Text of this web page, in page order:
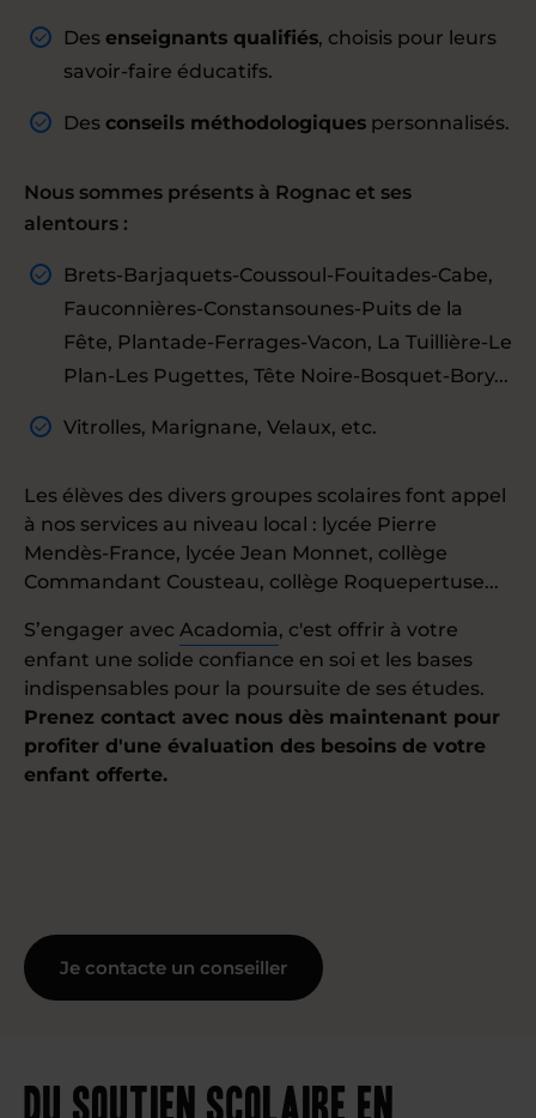
Des enseignants qualifiés, choisis pour leurs
savoir-faire éducatifs.
Des conseils méthodologiques personnalisés.
Nous sommes présents à Rognac et ses
alentours :
Brets-Barjaquets-Coussoul-Fouitades-Cabe,
Fauconnières-Constansounes-Puits de la
Fête, Plantade-Ferrages-Vacon, La Tuillière-Le
Plan-Les Pugettes, Tête Noire-Bosquet-Bory...
Vitrolles, Marignane, Velaux, etc.
Les élèves des divers groupes scolaires font appel
à nos services au niveau local : lycée Pierre
Mendès-France, lycée Jean Monnet, collège
Commandant Cousteau, collège Roquepertuse...
S’engager avec Acadomia, c'est offrir à votre
enfant une solide confiance en soi et les bases
indispensables pour la poursuite de ses études.
Prenez contact avec nous dès maintenant pour
profiter d'une évaluation des besoins de votre
enfant offerte.
Je contacte un conseiller
Du soutien scolaire en